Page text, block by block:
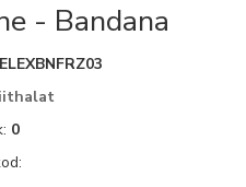
- Bandana
0